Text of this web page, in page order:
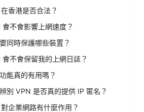
香港是否合法？
不會影響上網速度？
同時保護哪些裝置？
不會保留我的上網日誌？
能真的有用嗎？
別 VPN 是否真的提供 IP 匿名？
企業網路有什麼作用？